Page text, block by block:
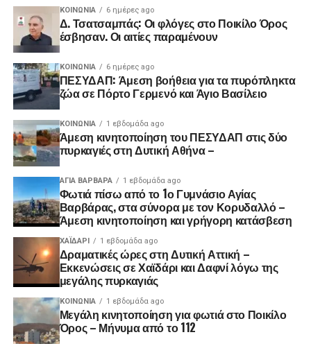
ΚΟΙΝΩΝΊΑ 6 ημέρες ago
Δ. Τσατσαμπάς: Οι φλόγες στο Ποικίλο Όρος
έσβησαν. Οι αιτίες παραμένουν
ΚΟΙΝΩΝΊΑ 6 ημέρες ago
ΠΕΣΥΔΑΠ: Άμεση βοήθεια για τα πυρόπληκτα
ζώα σε Πόρτο Γερμενό και Άγιο Βασίλειο
ΚΟΙΝΩΝΊΑ 1 εβδομάδα ago
Άμεση κινητοποίηση του ΠΕΣΥΔΑΠ στις δύο
πυρκαγιές στη Δυτική Αθήνα –
ΑΓΙΑ ΒΑΡΒΑΡΑ 1 εβδομάδα ago
Φωτιά πίσω από το 1ο Γυμνάσιο Αγίας
Βαρβάρας, στα σύνορα με τον Κορυδαλλό –
Άμεση κινητοποίηση και γρήγορη κατάσβεση
ΧΑΪΔΑΡΙ 1 εβδομάδα ago
Δραματικές ώρες στη Δυτική Αττική –
Εκκενώσεις σε Χαϊδάρι και Δαφνί λόγω της
μεγάλης πυρκαγιάς
ΚΟΙΝΩΝΊΑ 1 εβδομάδα ago
Μεγάλη κινητοποίηση για φωτιά στο Ποικίλο
Όρος – Μήνυμα από το 112